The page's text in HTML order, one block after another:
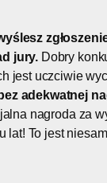
jury. Dobry
jest uczciwie
adekwatnej
nagroda za
lat! To jest